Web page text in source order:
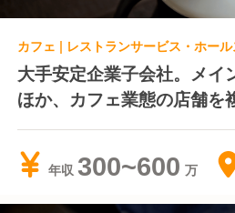
カフェ | レストランサービス・ホー
大手安定企業子会社。メイ
ほか、カフェ業態の店舗を
す。福利厚生充実、キャリ
族をお持ちの方におすすめ
年収 300~600